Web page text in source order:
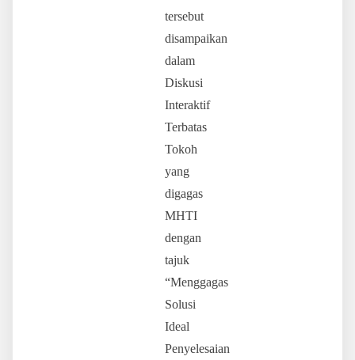
tersebut
disampaikan
dalam
Diskusi
Interaktif
Terbatas
Tokoh
yang
digagas
MHTI
dengan
tajuk
“Menggagas
Solusi
Ideal
Penyelesaian